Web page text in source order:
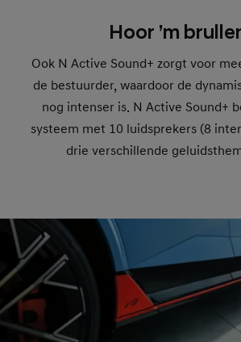
Hoor ’m
Ook N Active Sound+ zorgt voor
de bestuurder, waardoor de
nog intenser is. N Active Sound+
systeem met 10 luidsprekers (8
drie verschillende